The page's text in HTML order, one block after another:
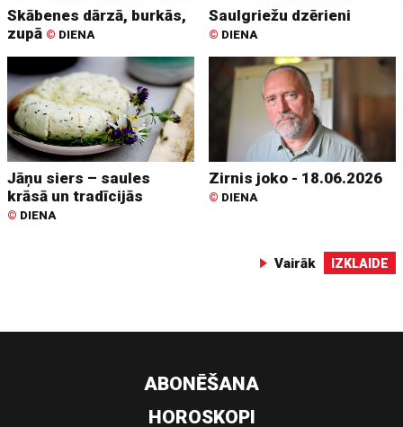
Skābenes dārzā, burkās,
zupā © DIENA
Saulgriežu dzērieni
© DIENA
Jāņu siers – saules
krāsā un tradīcijās
© DIENA
Zirnis joko - 18.06.2026
© DIENA
Vairāk IZKLAIDE
ABONĒŠANA
HOROSKOPI